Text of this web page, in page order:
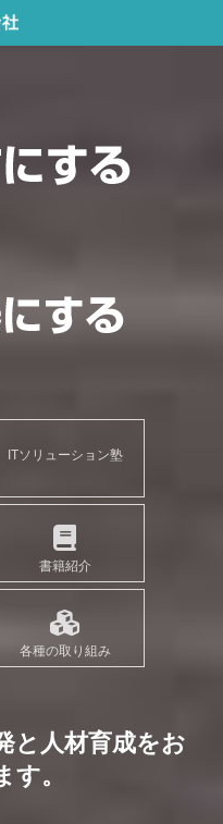
ITソリューション塾
書籍紹介
各種の取り組み
と人材育成をお
す。